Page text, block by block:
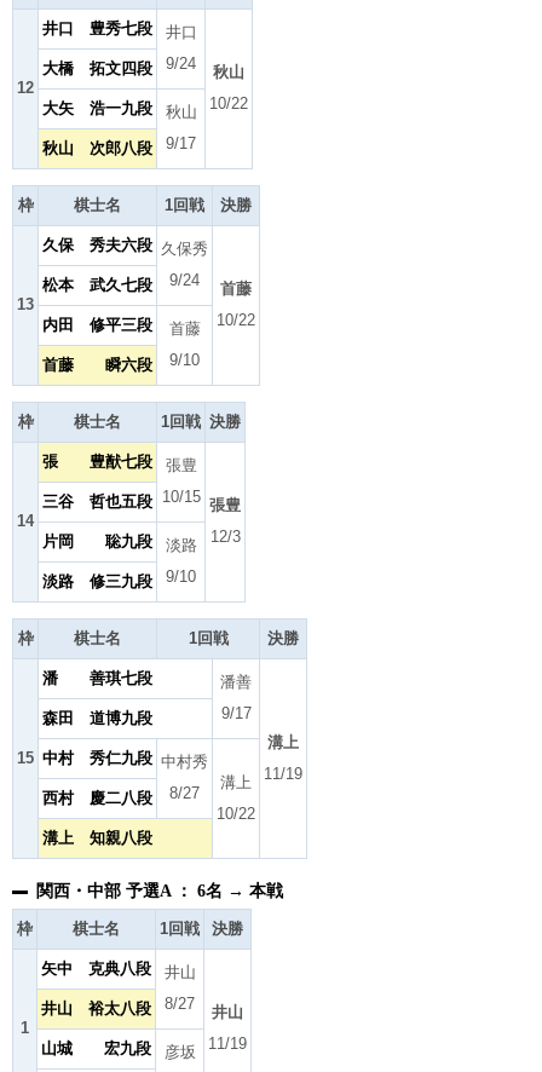
12
井口 豊秀七段
井口
9/24
秋山
10/22
大橋 拓文四段
大矢 浩一九段
秋山
9/17
秋山 次郎八段
枠 棋士名 1回戦 決勝
13
久保 秀夫六段 久保秀
9/24
首藤
10/22
松本 武久七段
内田 修平三段
首藤
9/10
首藤 瞬六段
枠 棋士名 1回戦 決勝
14
張 豊猷七段
張豊
10/15 張豊
12/3
三谷 哲也五段
片岡 聡九段
淡路
9/10
淡路 修三九段
枠 棋士名 1回戦 決勝
15
潘 善琪七段
潘善
9/17
溝上
11/19
森田 道博九段
中村 秀仁九段 中村秀
8/27
溝上
10/22
西村 慶二八段
溝上 知親八段
関西・中部 予選A ： 6名 → 本戦
枠 棋士名 1回戦 決勝
1
矢中 克典八段
井山
8/27
井山
11/19
井山 裕太八段
山城 宏九段
彦坂